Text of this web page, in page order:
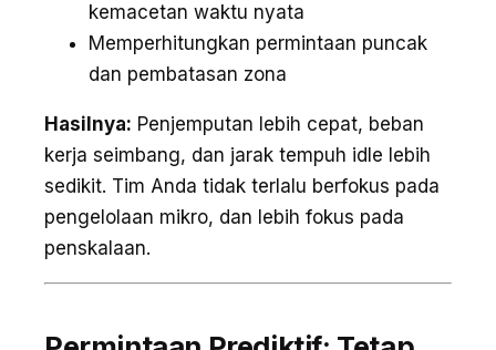
kemacetan waktu nyata
Memperhitungkan permintaan puncak
dan pembatasan zona
Hasilnya: Penjemputan lebih cepat, beban
kerja seimbang, dan jarak tempuh idle lebih
sedikit. Tim Anda tidak terlalu berfokus pada
pengelolaan mikro, dan lebih fokus pada
penskalaan.